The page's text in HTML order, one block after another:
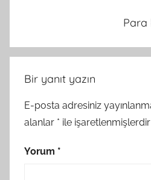
Para
Bir yanıt yazın
E-posta adresiniz
alanlar * ile işaretlenmişlerdir
Yorum *